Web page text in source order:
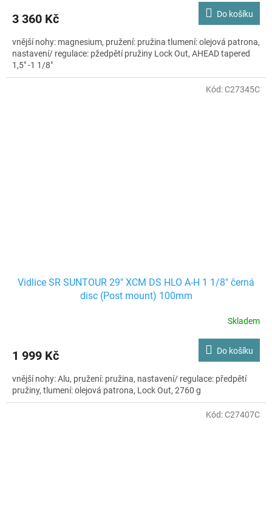
3 360 Kč Do košíku
vnější nohy: magnesium, pružení: pružina tlumení: olejová patrona,
nastavení/ regulace: pžedpětí pružiny Lock Out, AHEAD tapered
1,5" -1 1/8"
Vidlice SR SUNTOUR 29" XCM DS HLO A-H 1 1/8" černá
disc (Post mount) 100mm
Skladem
1 999 Kč Do košíku
vnější nohy: Alu, pružení: pružina, nastavení/ regulace: předpětí
pružiny, tlumení: olejová patrona, Lock Out, 2760 g
Kód:C27345C
Kód:C27407C